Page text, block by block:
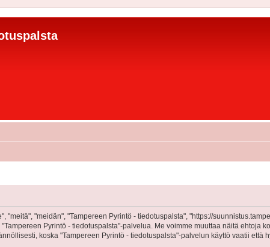
"meidän", "Tampereen Pyrintö - tiedotuspalsta", "https://
Pyrintö - tiedotuspalsta"-palvelua. Me voimme muuttaa näitä ehtoja
koska "Tampereen Pyrintö - tiedotuspalsta"-palvelun käyttö vaatii että